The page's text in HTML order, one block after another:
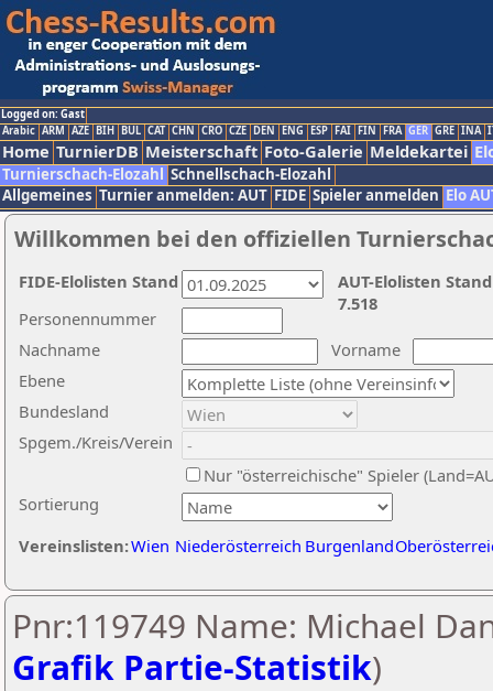
Logged on: Gast
Arabic ARM AZE BIH BUL CAT CHN CRO CZE DEN ENG ESP FAI FIN FRA GER GRE INA
Home TurnierDB Meisterschaft Foto-Galerie Meldekartei
Turnierschach-Elozahl Schnellschach-Elozahl
Allgemeines Turnier anmelden: AUT FIDE Spieler anmelden Elo
Willkommen bei den offiziellen
Nachname
Vorname
Ebene
Sortierung
Personennummer
Bundesland
Spgem./Kreis/Verein
Nur "österreichische" Spieler
Vereinslisten:Wien Niederösterreich Burgenland
AUT-Elolisten
7.518
FIDE-Elolisten Stand
Pnr:119749 Name: Michael
Grafik Partie-Statistik)